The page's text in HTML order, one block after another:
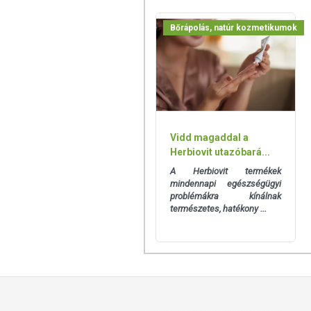
Használd naponta kétszer a fenék és
szívódik. Kerüld el az arc és a nyak
EDZÉS NAPON:
Reggeli edzés időpontnál -
Déli vagy délutáni edzés időpontnál -
1. Edzés előtt
2. Lefekvés előtt
PIHENŐ NAPON:
Bőrápolás, natúr kozmetikumok
Vidd magaddal a
Herbiovit utazóbará...
A Herbiovit termékek
mindennapi egészségügyi
problémákra kínálnak
természetes, hatékony ...